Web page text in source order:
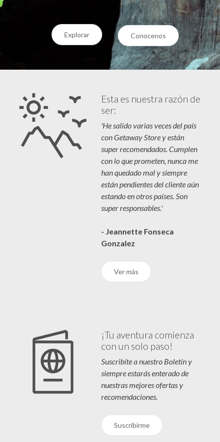
Explorar Conocenos
Esta es nuestra razón de
ser:
'He salido varias veces del país
con Getaway Store y están
super recomendados. Cumplen
con lo que prometen, nunca me
han quedado mal y siempre
están pendientes del cliente aún
estando en otros países. Son
super responsables.'
- Jeannette Fonseca
Gonzalez
Ver más
¡Tu aventura comienza
con un solo paso!
Suscribíte a nuestro Boletín y
siempre estarás enterado de
nuestras mejores ofertas y
recomendaciones.
Suscribirme